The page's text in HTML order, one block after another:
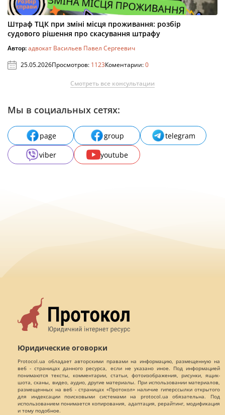
Штраф ТЦК при зміні місця проживання: розбір
судового рішення про скасування штрафу
Автор:адвокат Васильев Павел Сергеевич
25.05.2026Просмотров: 1123Коментарии:0
Смотреть все консультации
Мы в социальных сетях:
page group
telegram
viber
youtube
Юридические оговорки
Protocol.ua обладает авторскими правами на информацию, размещенную на
веб - страницах данного ресурса, если не указано иное. Под информацией
понимаются тексты, комментарии, статьи, фотоизображения, рисунки, ящик-
шота, сканы, видео, аудио, другие материалы. При использовании материалов,
размещенных на веб - страницах «Протокол» наличие гиперссылки открытого
для индексации поисковыми системами на protocol.ua обязательна. Под
использованием понимается копирования, адаптация, рерайтинг, модификация
и тому подобное.